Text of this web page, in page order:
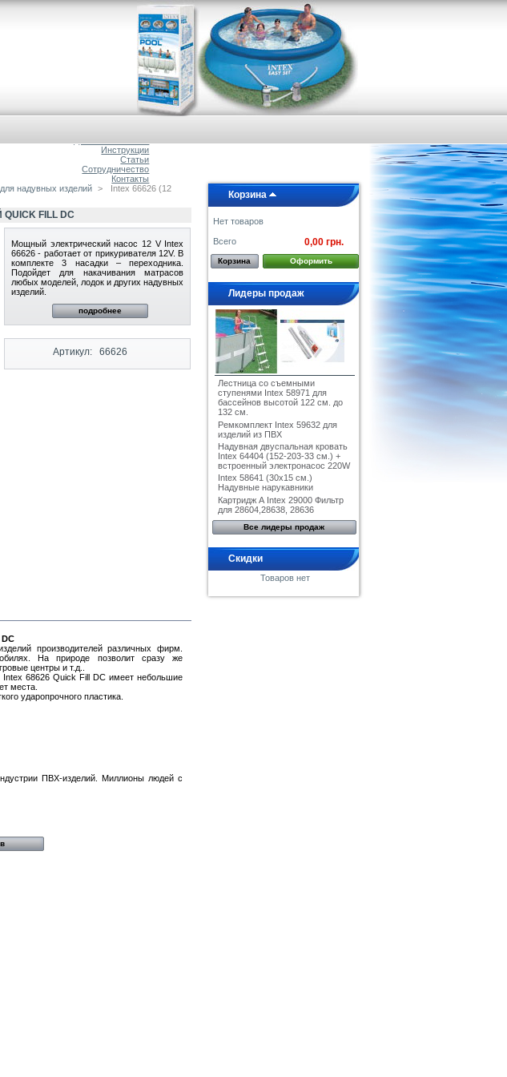
Инструкции
Статьи
Сотрудничество
Контакты
надувных изделий >
Intex 66626 (12
FILL DC
Мощный электрический насос 12 V Intex
66626 - работает от прикуривателя 12V. В
комплекте 3 насадки – переходника.
Подойдет для накачивания матрасов
любых моделей, лодок и других надувных
изделий.
подробнее
Артикул: 66626
производителей различных фирм.
На природе позволит сразу же
центры и т.д..
Intex 68626 Quick Fill DC имеет небольшие
места.
ударопрочного пластика.
ПВХ-изделий. Миллионы людей с
Корзина
Нет товаров
Всего 0,00 грн.
Корзина Оформить
Лидеры продаж
Лестница со съемными
ступенями Intex 58971 для
бассейнов высотой 122 см. до
132 см.
Ремкомплект Intex 59632 для
изделий из ПВХ
Надувная двуспальная кровать
Intex 64404 (152-203-33 см.) +
встроенный электронасос 220W
Intex 58641 (30x15 см.)
Надувные нарукавники
Картридж А Intex 29000 Фильтр
для 28604,28638, 28636
Все лидеры продаж
Скидки
Товаров нет